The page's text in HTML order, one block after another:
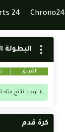
Chrono24
24
البطولة
الفريق
لا توجد نتائج
كرة قدم